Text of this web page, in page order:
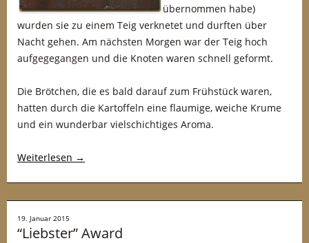
übernommen habe)
wurden sie zu einem Teig verknetet und durften über
Nacht gehen. Am nächsten Morgen war der Teig hoch
aufgegegangen und die Knoten waren schnell geformt.
Die Brötchen, die es bald darauf zum Frühstück waren,
hatten durch die Kartoffeln eine flaumige, weiche Krume
und ein wunderbar vielschichtiges Aroma.
Weiterlesen →
19. Januar 2015
“Liebster” Award